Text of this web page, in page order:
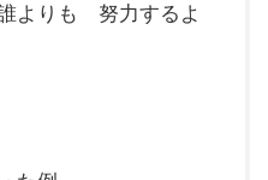
よりも 努力するよ